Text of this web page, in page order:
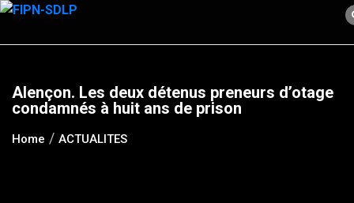
Skip
content
Alençon. Les deux détenus preneurs d’otage
condamnés à huit ans de prison
Home ACTUALITES